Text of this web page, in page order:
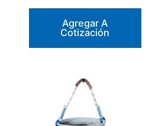
Agregar A
Cotización